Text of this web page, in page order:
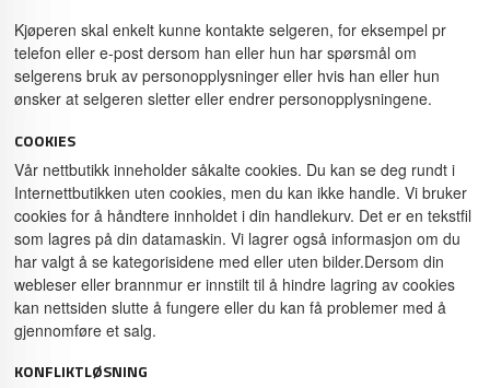
Kjøperen skal enkelt kunne kontakte selgeren, for eksempel pr
telefon eller e-post dersom han eller hun har spørsmål om
selgerens bruk av personopplysninger eller hvis han eller hun
ønsker at selgeren sletter eller endrer personopplysningene.
COOKIES
Vår nettbutikk inneholder såkalte cookies. Du kan se deg rundt i
Internettbutikken uten cookies, men du kan ikke handle. Vi bruker
cookies for å håndtere innholdet i din handlekurv. Det er en tekstfil
som lagres på din datamaskin. Vi lagrer også informasjon om du
har valgt å se kategorisidene med eller uten bilder.Dersom din
webleser eller brannmur er innstilt til å hindre lagring av cookies
kan nettsiden slutte å fungere eller du kan få problemer med å
gjennomføre et salg.
KONFLIKTLØSNING